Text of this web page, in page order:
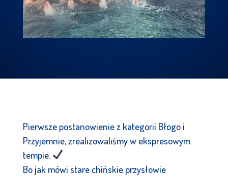
Pierwsze postanowienie z kategorii Błogo i
Przyjemnie, zrealizowaliśmy w ekspresowym
tempie.
Bo jak mówi stare chińskie przysłowie